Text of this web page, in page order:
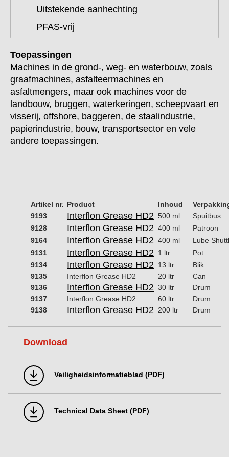
Uitstekende aanhechting
PFAS-vrij
Toepassingen
Machines in de grond-, weg- en waterbouw, zoals
graafmachines, asfalteermachines en
asfaltmengers, maar ook machines voor de
landbouw, bruggen, waterkeringen, scheepvaart en
visserij, offshore, baggeren, de staalindustrie,
papierindustrie, bouw, transportsector en vele
andere toepassingen.
Artikel nr. Product Inhoud
9193
Interflon Grease HD2 500 ml
Spuitbus
9128
Interflon Grease HD2 400 ml
Patroon
9164
Interflon Grease HD2 400 ml
Lube
9131
Interflon Grease HD2 1 ltr
Pot
9134
Interflon Grease HD2 13 ltr
Blik
9135
Interflon Grease HD2 20 ltr
Can
9136
Interflon Grease HD2 30 ltr
Drum
9137
Interflon Grease HD2 60 ltr
Drum
9138
Interflon Grease HD2 200 ltr Drum
Download
Veiligheidsinformatieblad (PDF)
Technical Data Sheet (PDF)